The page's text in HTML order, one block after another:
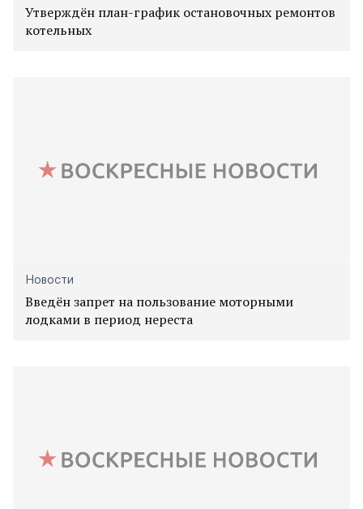
Утверждён план-график остановочных ремонтов
котельных
Новости
Введён запрет на пользование моторными
лодками в период нереста